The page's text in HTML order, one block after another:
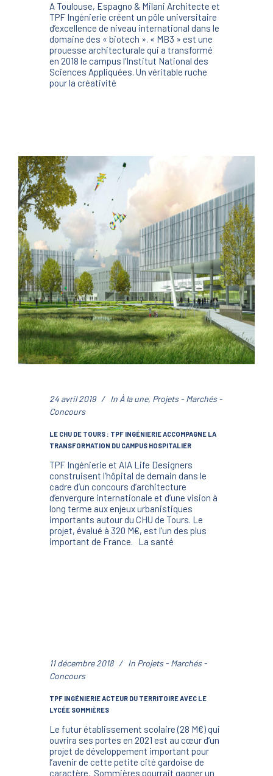
A Toulouse, Espagno & Milani Architecte et
TPF Ingénierie créent un pôle universitaire
d’excellence de niveau international dans le
domaine des « biotech ». « MB3 » est une
prouesse architecturale qui a transformé
en 2018 le campus l’Institut National des
Sciences Appliquées. Un véritable ruche
pour la créativité
24 avril 2019 In À la une, Projets - Marchés -
Concours
LE CHU DE TOURS : TPF INGÉNIERIE ACCOMPAGNE LA
TRANSFORMATION DU CAMPUS HOSPITALIER
TPF Ingénierie et AIA Life Designers
construisent l’hôpital de demain dans le
cadre d’un concours d’architecture
d’envergure internationale et d’une vision à
long terme aux enjeux urbanistiques
importants autour du CHU de Tours. Le
projet, évalué à 320 M€, est l’un des plus
important de France. La santé
11 décembre 2018 In Projets - Marchés -
Concours
TPF INGÉNIERIE ACTEUR DU TERRITOIRE AVEC LE
LYCÉE SOMMIÈRES
Le futur établissement scolaire (28 M€) qui
ouvrira ses portes en 2021 est au cœur d’un
projet de développement important pour
l’avenir de cette petite cité gardoise de
caractère. Sommières pourrait gagner un